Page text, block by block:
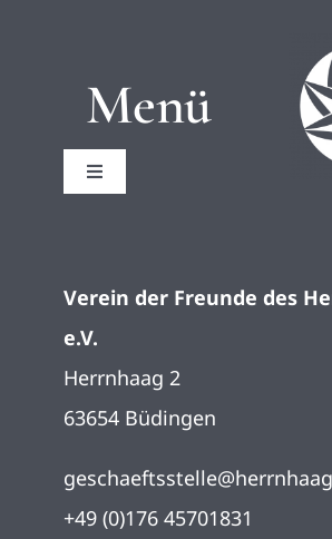
Menü
Toggle
Impressum
Datenschutz
Verein der Freunde des
e.V.
Herrnhaag 2
63654 Büdingen
+49 (0)176 45701831